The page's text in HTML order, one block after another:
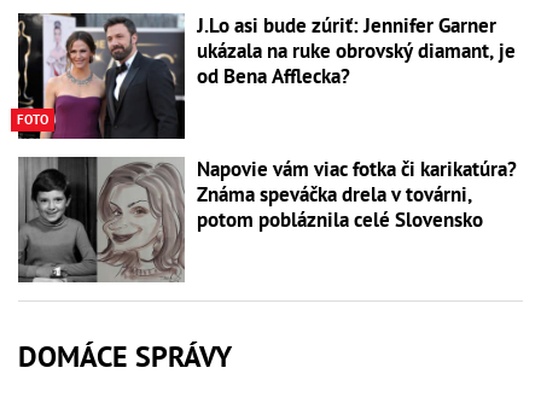
FOTO
J.Lo asi bude zúriť: Jennifer Garner
ukázala na ruke obrovský diamant, je
od Bena Afflecka?
Napovie vám viac fotka či karikatúra?
Známa speváčka drela v továrni,
potom pobláznila celé Slovensko
DOMÁCE SPRÁVY